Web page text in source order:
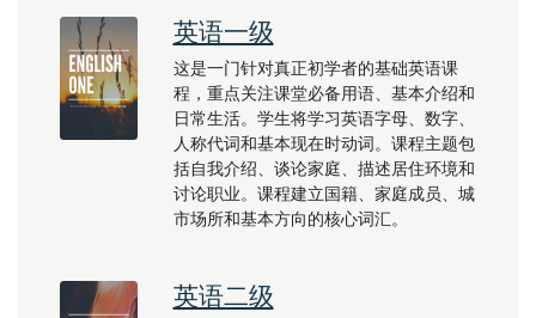
英语一级
这是一门针对真正初学者的基础英语课
程，重点关注课堂必备用语、基本介绍和
日常生活。学生将学习英语字母、数字、
人称代词和基本现在时动词。课程主题包
括自我介绍、谈论家庭、描述居住环境和
讨论职业。课程建立国籍、家庭成员、城
市场所和基本方向的核心词汇。
英语二级